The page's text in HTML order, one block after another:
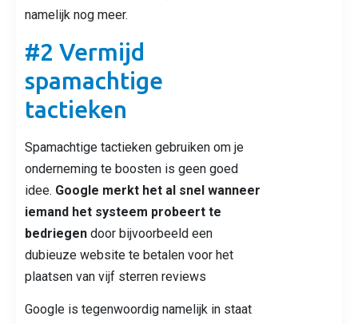
namelijk nog meer.
#2 Vermijd
spamachtige
tactieken
Spamachtige tactieken gebruiken om je
onderneming te boosten is geen goed
idee. Google merkt het al snel wanneer
iemand het systeem probeert te
bedriegen door bijvoorbeeld een
dubieuze website te betalen voor het
plaatsen van vijf sterren reviews
Google is tegenwoordig namelijk in staat